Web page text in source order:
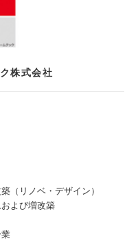
株式会社
（リノベ・デザイン）
よび増改築